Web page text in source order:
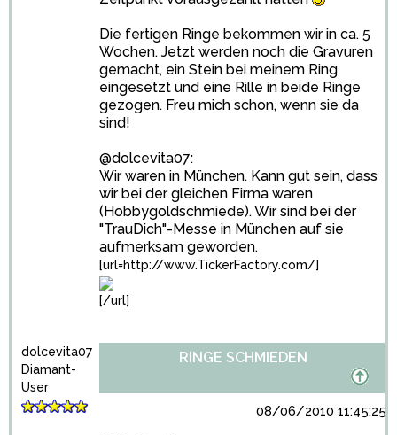
Die fertigen Ringe bekommen wir in ca. 5
Wochen. Jetzt werden noch die Gravuren
gemacht, ein Stein bei meinem Ring
eingesetzt und eine Rille in beide Ringe
gezogen. Freu mich schon, wenn sie da
sind!
@dolcevita07:
Wir waren in München. Kann gut sein, dass
wir bei der gleichen Firma waren
(Hobbygoldschmiede). Wir sind bei der
"TrauDich"-Messe in München auf sie
aufmerksam geworden.
[url=http://www.TickerFactory.com/]
[/url]
dolcevita07
Diamant-
User
RINGE SCHMIEDEN
08/06/2010 11:45:25